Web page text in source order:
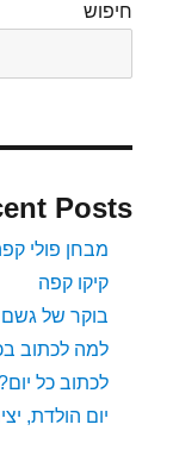
feed
חיפוש
Posts
מבחן פולי
קיקו קפה
בוקר של גשם
למה לכתוב
לכתוב כל
יום הולדת,